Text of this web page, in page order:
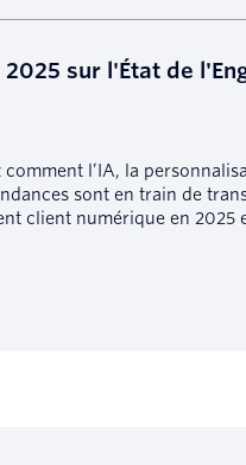
2025 sur l'État de
comment l’IA, la
sont en train de
client numérique en 2025